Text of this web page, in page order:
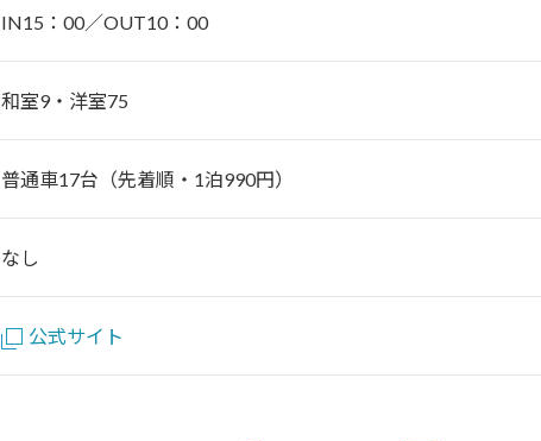
IN15：00／OUT10：00
和室9・洋室75
普通車17台（先着順・1泊990円）
なし
公式サイト